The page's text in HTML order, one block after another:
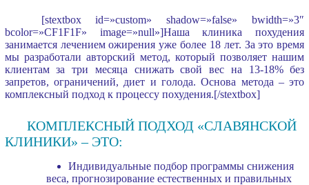
[stextbox id=»custom» shadow=»false» bwidth=»3″
bcolor=»CF1F1F» image=»null»]Наша клиника похудения
занимается лечением ожирения уже более 18 лет. За это время
мы разработали авторский метод, который позволяет нашим
клиентам за три месяца снижать свой вес на 13-18% без
запретов, ограничений, диет и голода. Основа метода – это
комплексный подход к процессу похудения.[/stextbox]
КОМПЛЕКСНЫЙ ПОДХОД «СЛАВЯНСКОЙ
КЛИНИКИ» – ЭТО:
Индивидуальные подбор программы снижения
веса, прогнозирование естественных и правильных